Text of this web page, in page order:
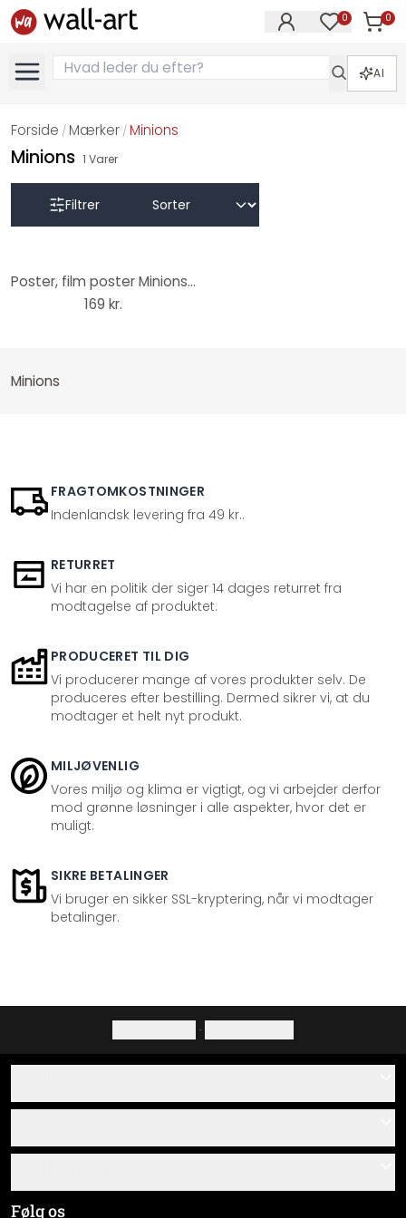
0 0
Varer
AI
Forside / Mærker /Minions
Minions 1 Varer
Filtrer
Poster, film poster Minions - Don't Be Bore, Explore 61x91,5 cm
169 kr.
Minions
FRAGTOMKOSTNINGER
Indenlandsk levering fra 49 kr..
RETURRET
Vi har en politik der siger 14 dages returret fra
modtagelse af produktet.
PRODUCERET TIL DIG
Vi producerer mange af vores produkter selv. De
produceres efter bestilling. Dermed sikrer vi, at du
modtager et helt nyt produkt.
MILJØVENLIG
Vores miljø og klima er vigtigt, og vi arbejder derfor
mod grønne løsninger i alle aspekter, hvor det er
muligt.
SIKRE BETALINGER
Vi bruger en sikker SSL-kryptering, når vi modtager
betalinger.
·
Om os
Monteringsvejledninger
Almindelige forretningsbetingelser
Følg os